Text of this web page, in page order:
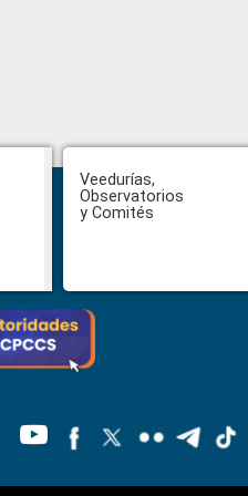
Veedurías,
Observatorios
y Comités